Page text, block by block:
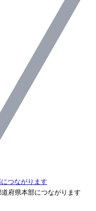
つながります
府県本部につながります